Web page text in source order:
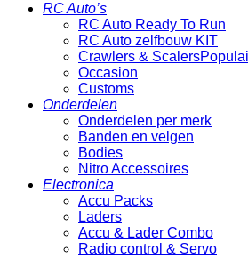
RC Auto’s
RC Auto Ready To Run
RC Auto zelfbouw KIT
Crawlers & Scalers
Occasion
Customs
Onderdelen
Onderdelen per merk
Banden en velgen
Bodies
Nitro Accessoires
Electronica
Accu Packs
Laders
Accu & Lader Combo
Radio control & Servo